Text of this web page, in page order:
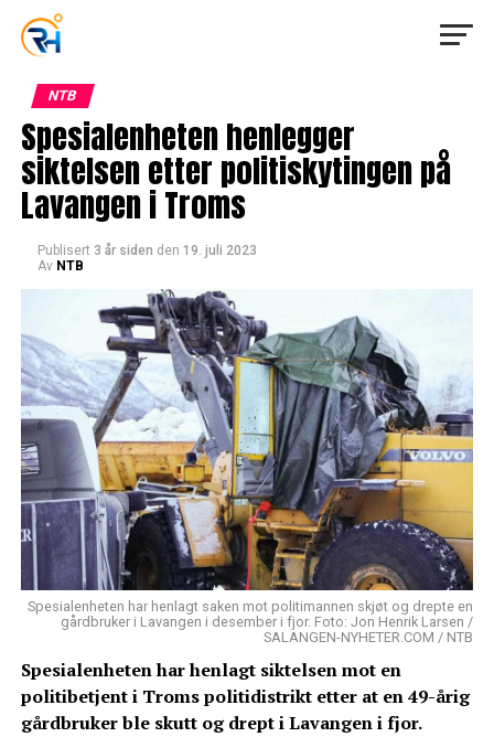
NTB
Spesialenheten henlegger
siktelsen etter politiskytingen på
Lavangen i Troms
Publisert 3 år siden den 19. juli 2023
Av NTB
Spesialenheten har henlagt saken mot politimannen skjøt og drepte en
gårdbruker i Lavangen i desember i fjor. Foto: Jon Henrik Larsen /
SALANGEN-NYHETER.COM / NTB
Spesialenheten har henlagt siktelsen mot en
politibetjent i Troms politidistrikt etter at en 49-årig
gårdbruker ble skutt og drept i Lavangen i fjor.